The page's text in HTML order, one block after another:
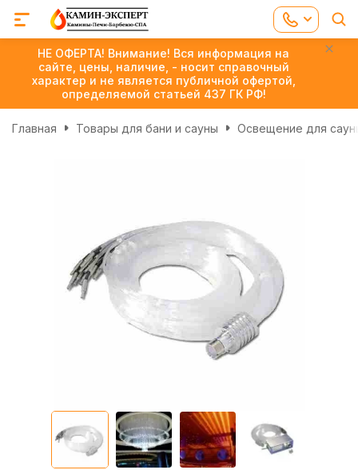
НЕ ОФЕРТА! Внимание! Вся информация на
сайте, цены, наличие, - носит справочный
характер и не является публичной офертой,
определяемой статьей 437 ГК РФ!
Главная Товары для бани и сауны Освещение для